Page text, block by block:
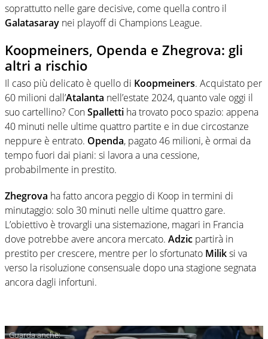
soprattutto nelle gare decisive, come quella contro il
Galatasaray nei playoff di Champions League.
Koopmeiners, Openda e Zhegrova: gli
altri a rischio
Il caso più delicato è quello di Koopmeiners. Acquistato per
60 milioni dall’Atalanta nell’estate 2024, quanto vale oggi il
suo cartellino? ConSpalletti ha trovato poco spazio: appena
40 minuti nelle ultime quattro partite e in due circostanze
neppure è entrato. Openda, pagato 46 milioni, è ormai da
tempo fuori dai piani: si lavora a una cessione,
probabilmente in prestito.
Zhegrova ha fatto ancora peggio di Koop in termini di
minutaggio: solo 30 minuti nelle ultime quattro gare.
L’obiettivo è trovargli una sistemazione, magari in Francia
dove potrebbe avere ancora mercato. Adzic partirà in
prestito per crescere, mentre per lo sfortunato Miliksi va
verso la risoluzione consensuale dopo una stagione segnata
ancora dagli infortuni.